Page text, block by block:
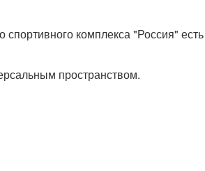
спортивного комплекса "Россия"
пространством.